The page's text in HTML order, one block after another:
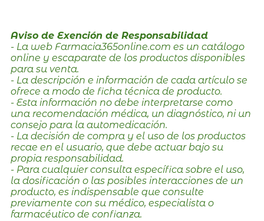
Aviso de Exención de Responsabilidad
- La web Farmacia365online.com es un catálogo
online y escaparate de los productos disponibles
para su venta.
- La descripción e información de cada artículo se
ofrece a modo de ficha técnica de producto.
- Esta información no debe interpretarse como
una recomendación médica, un diagnóstico, ni un
consejo para la automedicación.
- La decisión de compra y el uso de los productos
recae en el usuario, que debe actuar bajo su
propia responsabilidad.
- Para cualquier consulta específica sobre el uso,
la dosificación o las posibles interacciones de un
producto, es indispensable que consulte
previamente con su médico, especialista o
farmacéutico de confianza.